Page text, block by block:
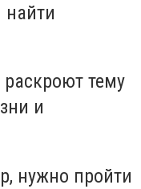
тему
и
нужно пройти